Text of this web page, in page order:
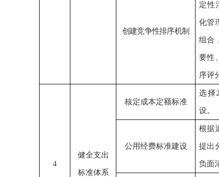
创建竞争性排序机制
定性
化管
组合
要性
序评
4
健全支出
标准体系
核定成本定额标准
选择
设。
公用经费标准建设
根据
提出
负面